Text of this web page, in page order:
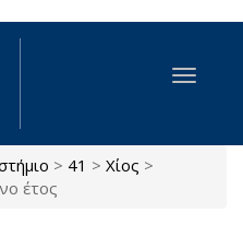
Toggle
> 41 > Χίος >
έτος